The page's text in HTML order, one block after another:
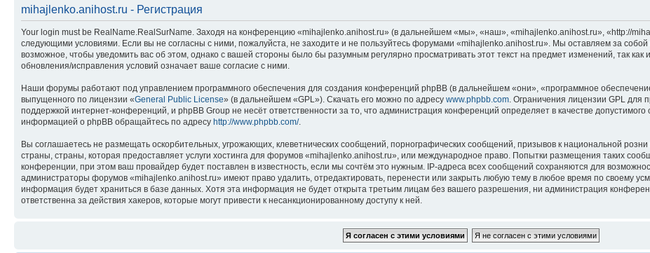
mihajlenko.anihost.ru - Регистрация
Your login must be RealName.RealSurName. Заходя на конференцию «mihajlenko.anihost.ru» (в дальнейшем «мы», «наш», «mihajlenko.anihost.ru», «http://
следующими условиями. Если вы не согласны с ними, пожалуйста, не заходите и не пользуйтесь форумами «mihajlenko.anihost.ru». Мы оставляем за
возможное, чтобы уведомить вас об этом, однако с вашей стороны было бы разумным регулярно просматривать этот текст на предмет изменений, так
обновления/исправления условий означает ваше согласие с ними.
Наши форумы работают под управлением программного обеспечения для создания конференций phpBB (в дальнейшем «они», «программное
выпущенного по лицензии «General Public License» (в дальнейшем «GPL»). Скачать его можно по адресу www.phpbb.com. Ограничения лицензии GPL для
поддержкой интернет-конференций, и phpBB Group не несёт ответственности за то, что администрация конференций определяет в качестве
информацией о phpBB обращайтесь по адресу http://www.phpbb.com/.
Вы соглашаетесь не размещать оскорбительных, угрожающих, клеветнических сообщений, порнографических сообщений, призывов к национальной
страны, страны, которая предоставляет услуги хостинга для форумов «mihajlenko.anihost.ru», или международное право. Попытки размещения таких
конференции, при этом ваш провайдер будет поставлен в известность, если мы сочтём это нужным. IP-адреса всех сообщений сохраняются для
администраторы форумов «mihajlenko.anihost.ru» имеют право удалить, отредактировать, перенести или закрыть любую тему в любое время по своему
информация будет храниться в базе данных. Хотя эта информация не будет открыта третьим лицам без вашего разрешения, ни администрация
ответственна за действия хакеров, которые могут привести к несанкционированному доступу к ней.